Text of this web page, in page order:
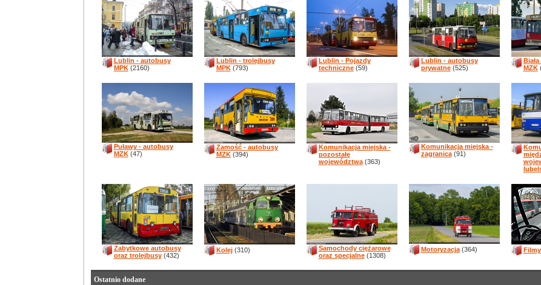
Lublin - autobusy
MPK(2160)
Lublin - trolejbusy
MPK(793)
Lublin - Pojazdy
techniczne(59)
Lublin - autobusy
prywatne(525)
MZK
Puławy - autobusy
MZK(47)
Zamość - autobusy
MZK(394)
Komunikacja miejska -
pozostałe
województwa(363)
Komunikacja miejska -
zagranica(91)
Zabytkowe autobusy
oraz trolejbusy(432)
Kolej(310)
Samochody ciężarowe
oraz specjalne(1308)
Motoryzacja(364)
Ostatnio dodane